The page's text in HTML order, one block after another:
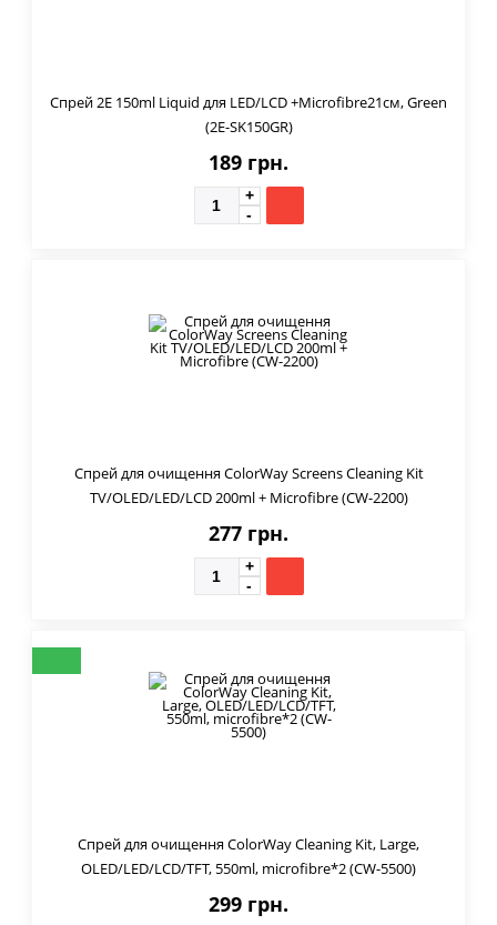
Спрей 2E 150ml Liquid для LED/LCD +Microfibre21см, Green
(2E-SK150GR)
189 грн.
Спрей для очищення ColorWay Screens Cleaning Kit
TV/OLED/LED/LCD 200ml + Microfibre (CW-2200)
277 грн.
Спрей для очищення ColorWay Cleaning Kit, Large,
OLED/LED/LCD/TFT, 550ml, microfibre*2 (CW-5500)
299 грн.